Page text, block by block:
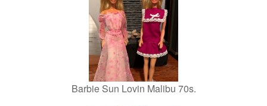
Barbie Sun Lovin Malibu 70s.